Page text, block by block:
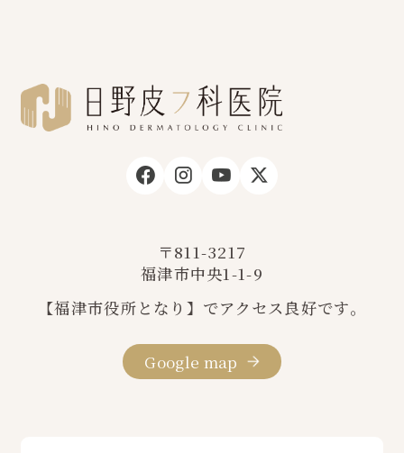
〒811-3217
福津市中央1-1-9
【福津市役所となり】でアクセス良好です。
Google map